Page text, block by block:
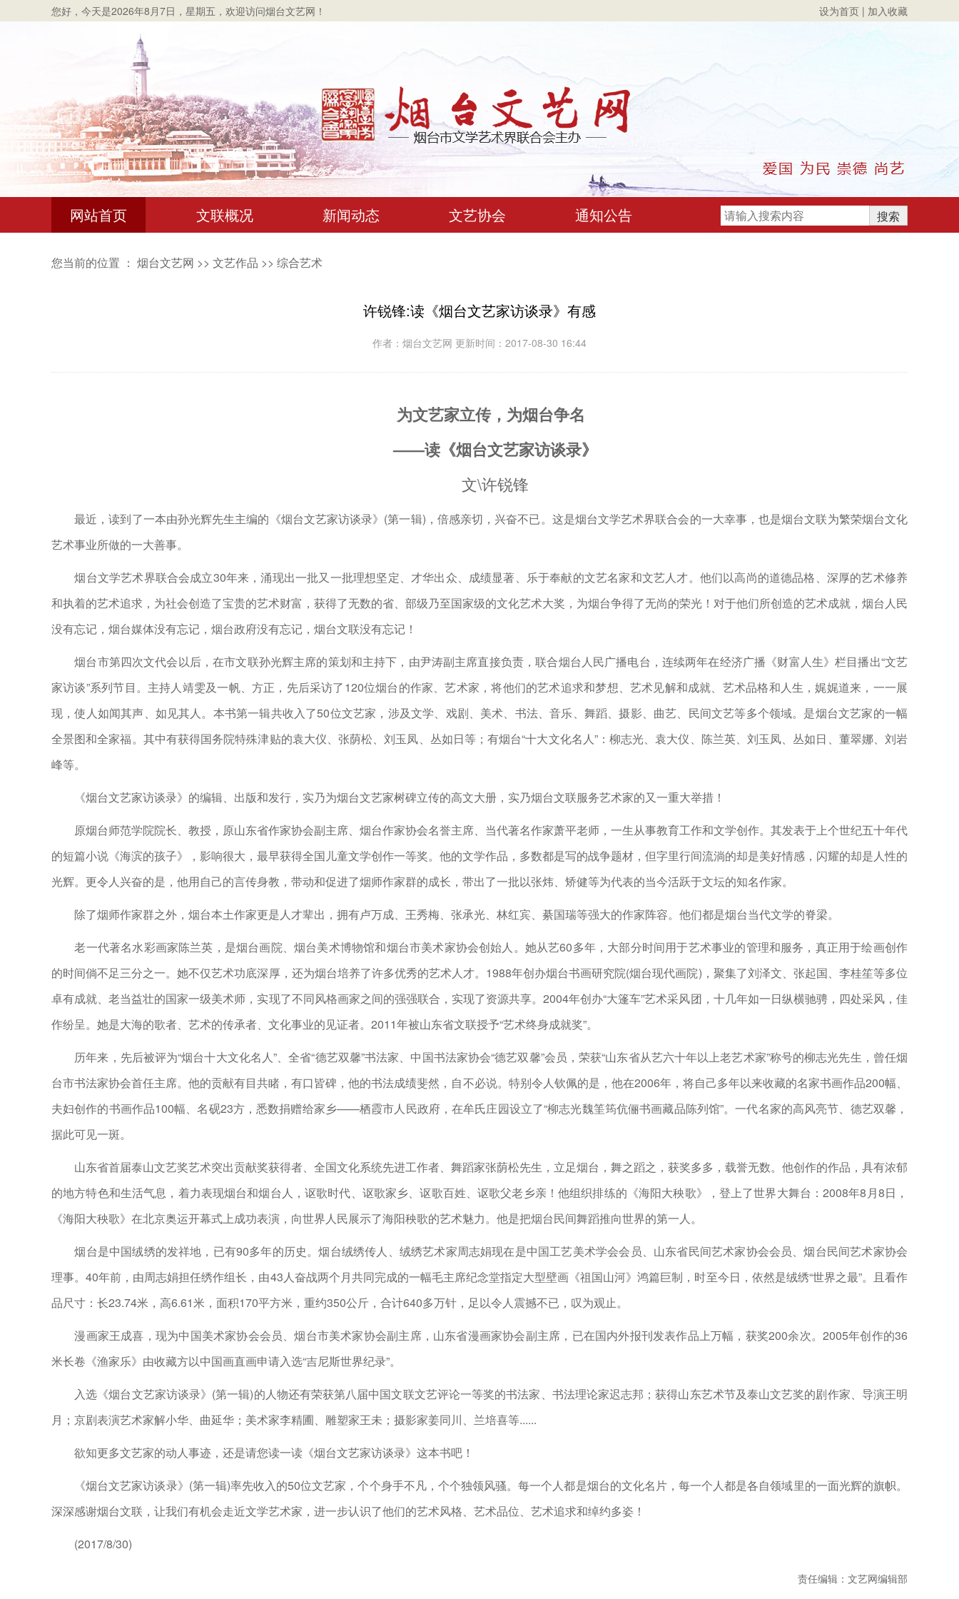
您好， 今天是2026年8月7日，星期五 ，欢迎访问烟台文艺网！ 设为首页 | 加入收藏
网站首页 文联概况 新闻动态 文艺协会 通知公告
您当前的位置 ： 烟台文艺网 >> 文艺作品 >> 综合艺术
许锐锋:读《烟台文艺家访谈录》有感
作者：烟台文艺网 更新时间：2017-08-30 16:44
为文艺家立传，为烟台争名
——读《烟台文艺家访谈录》
文\许锐锋
最近，读到了一本由孙光辉先生主编的《烟台文艺家访谈录》(第一辑)，倍感亲切，兴奋不已。这是烟台文学艺术界联合会的一大幸事，也是烟台文联为繁荣烟台文化
艺术事业所做的一大善事。
烟台文学艺术界联合会成立30年来，涌现出一批又一批理想坚定、才华出众、成绩显著、乐于奉献的文艺名家和文艺人才。他们以高尚的道德品格、深厚的艺术修养
和执着的艺术追求，为社会创造了宝贵的艺术财富，获得了无数的省、部级乃至国家级的文化艺术大奖，为烟台争得了无尚的荣光！对于他们所创造的艺术成就，烟台人民
没有忘记，烟台媒体没有忘记，烟台政府没有忘记，烟台文联没有忘记！
烟台市第四次文代会以后，在市文联孙光辉主席的策划和主持下，由尹涛副主席直接负责，联合烟台人民广播电台，连续两年在经济广播《财富人生》栏目播出“文艺
家访谈”系列节目。主持人靖雯及一帆、方正，先后采访了120位烟台的作家、艺术家，将他们的艺术追求和梦想、艺术见解和成就、艺术品格和人生，娓娓道来，一一展
现，使人如闻其声、如见其人。本书第一辑共收入了50位文艺家，涉及文学、戏剧、美术、书法、音乐、舞蹈、摄影、曲艺、民间文艺等多个领域。是烟台文艺家的一幅
全景图和全家福。其中有获得国务院特殊津贴的袁大仪、张荫松、刘玉凤、丛如日等；有烟台“十大文化名人”：柳志光、袁大仪、陈兰英、刘玉凤、丛如日、董翠娜、刘岩
峰等。
《烟台文艺家访谈录》的编辑、出版和发行，实乃为烟台文艺家树碑立传的高文大册，实乃烟台文联服务艺术家的又一重大举措！
原烟台师范学院院长、教授，原山东省作家协会副主席、烟台作家协会名誉主席、当代著名作家萧平老师，一生从事教育工作和文学创作。其发表于上个世纪五十年代
的短篇小说《海滨的孩子》，影响很大，最早获得全国儿童文学创作一等奖。他的文学作品，多数都是写的战争题材，但字里行间流淌的却是美好情感，闪耀的却是人性的
光辉。更令人兴奋的是，他用自己的言传身教，带动和促进了烟师作家群的成长，带出了一批以张炜、矫健等为代表的当今活跃于文坛的知名作家。
除了烟师作家群之外，烟台本土作家更是人才辈出，拥有卢万成、王秀梅、张承光、林红宾、綦国瑞等强大的作家阵容。他们都是烟台当代文学的脊梁。
老一代著名水彩画家陈兰英，是烟台画院、烟台美术博物馆和烟台市美术家协会创始人。她从艺60多年，大部分时间用于艺术事业的管理和服务，真正用于绘画创作
的时间倘不足三分之一。她不仅艺术功底深厚，还为烟台培养了许多优秀的艺术人才。1988年创办烟台书画研究院(烟台现代画院)，聚集了刘泽文、张起国、李桂笙等多位
卓有成就、老当益壮的国家一级美术师，实现了不同风格画家之间的强强联合，实现了资源共享。2004年创办“大篷车”艺术采风团，十几年如一日纵横驰骋，四处采风，佳
作纷呈。她是大海的歌者、艺术的传承者、文化事业的见证者。2011年被山东省文联授予“艺术终身成就奖”。
历年来，先后被评为“烟台十大文化名人”、全省“德艺双馨”书法家、中国书法家协会“德艺双馨”会员，荣获“山东省从艺六十年以上老艺术家”称号的柳志光先生，曾任烟
台市书法家协会首任主席。他的贡献有目共睹，有口皆碑，他的书法成绩斐然，自不必说。特别令人钦佩的是，他在2006年，将自己多年以来收藏的名家书画作品200幅、
夫妇创作的书画作品100幅、名砚23方，悉数捐赠给家乡——栖霞市人民政府，在牟氏庄园设立了“柳志光魏筀筠伉俪书画藏品陈列馆”。一代名家的高风亮节、德艺双馨，
据此可见一斑。
山东省首届泰山文艺奖艺术突出贡献奖获得者、全国文化系统先进工作者、舞蹈家张荫松先生，立足烟台，舞之蹈之，获奖多多，载誉无数。他创作的作品，具有浓郁
的地方特色和生活气息，着力表现烟台和烟台人，讴歌时代、讴歌家乡、讴歌百姓、讴歌父老乡亲！他组织排练的《海阳大秧歌》，登上了世界大舞台：2008年8月8日，
《海阳大秧歌》在北京奥运开幕式上成功表演，向世界人民展示了海阳秧歌的艺术魅力。他是把烟台民间舞蹈推向世界的第一人。
烟台是中国绒绣的发祥地，已有90多年的历史。烟台绒绣传人、绒绣艺术家周志娟现在是中国工艺美术学会会员、山东省民间艺术家协会会员、烟台民间艺术家协会
理事。40年前，由周志娟担任绣作组长，由43人奋战两个月共同完成的一幅毛主席纪念堂指定大型壁画《祖国山河》鸿篇巨制，时至今日，依然是绒绣“世界之最”。且看作
品尺寸：长23.74米，高6.61米，面积170平方米，重约350公斤，合计640多万针，足以令人震撼不已，叹为观止。
漫画家王成喜，现为中国美术家协会会员、烟台市美术家协会副主席，山东省漫画家协会副主席，已在国内外报刊发表作品上万幅，获奖200余次。2005年创作的36
米长卷《渔家乐》由收藏方以中国画直画申请入选“吉尼斯世界纪录”。
入选《烟台文艺家访谈录》(第一辑)的人物还有荣获第八届中国文联文艺评论一等奖的书法家、书法理论家迟志邦；获得山东艺术节及泰山文艺奖的剧作家、导演王明
月；京剧表演艺术家解小华、曲延华；美术家李精圃、雕塑家王未；摄影家姜同川、兰培喜等......
欲知更多文艺家的动人事迹，还是请您读一读《烟台文艺家访谈录》这本书吧！
《烟台文艺家访谈录》(第一辑)率先收入的50位文艺家，个个身手不凡，个个独领风骚。每一个人都是烟台的文化名片，每一个人都是各自领域里的一面光辉的旗帜。
深深感谢烟台文联，让我们有机会走近文学艺术家，进一步认识了他们的艺术风格、艺术品位、艺术追求和绰约多姿！
(2017/8/30)
责任编辑：文艺网编辑部